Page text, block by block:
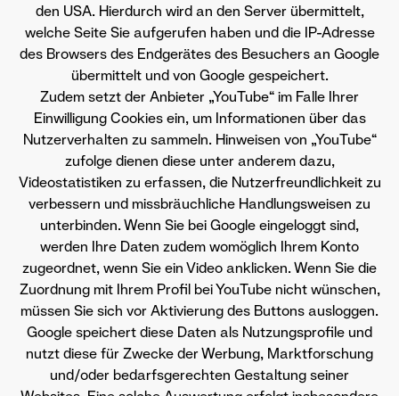
den USA. Hierdurch wird an den Server übermittelt,
welche Seite Sie aufgerufen haben und die IP-Adresse
des Browsers des Endgerätes des Besuchers an Google
übermittelt und von Google gespeichert.
Zudem setzt der Anbieter „YouTube“ im Falle Ihrer
Einwilligung Cookies ein, um Informationen über das
Nutzerverhalten zu sammeln. Hinweisen von „YouTube“
zufolge dienen diese unter anderem dazu,
Videostatistiken zu erfassen, die Nutzerfreundlichkeit zu
verbessern und missbräuchliche Handlungsweisen zu
unterbinden. Wenn Sie bei Google eingeloggt sind,
werden Ihre Daten zudem womöglich Ihrem Konto
zugeordnet, wenn Sie ein Video anklicken. Wenn Sie die
Zuordnung mit Ihrem Profil bei YouTube nicht wünschen,
müssen Sie sich vor Aktivierung des Buttons ausloggen.
Google speichert diese Daten als Nutzungsprofile und
nutzt diese für Zwecke der Werbung, Marktforschung
und/oder bedarfsgerechten Gestaltung seiner